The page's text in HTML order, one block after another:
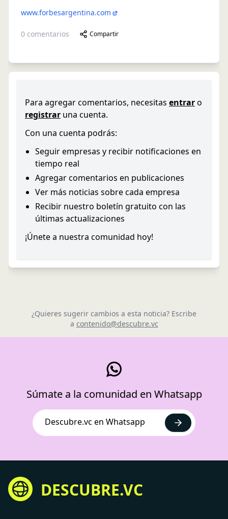
www.forbesargentina.com
0 comentarios Compartir
Para agregar comentarios, necesitas entraro
registrar una cuenta.
Con una cuenta podrás:
Seguir empresas y recibir notificaciones en
tiempo real
Agregar comentarios en publicaciones
Ver más noticias sobre cada empresa
Recibir nuestro boletín gratuito con las
últimas actualizaciones
¡Únete a nuestra comunidad hoy!
¿Quieres sugerir cambios a esta noticia? Escribe
a contenido@descubre.vc
Súmate a la comunidad en Whatsapp
Descubre.vc en Whatsapp
DESCUBRE.VC